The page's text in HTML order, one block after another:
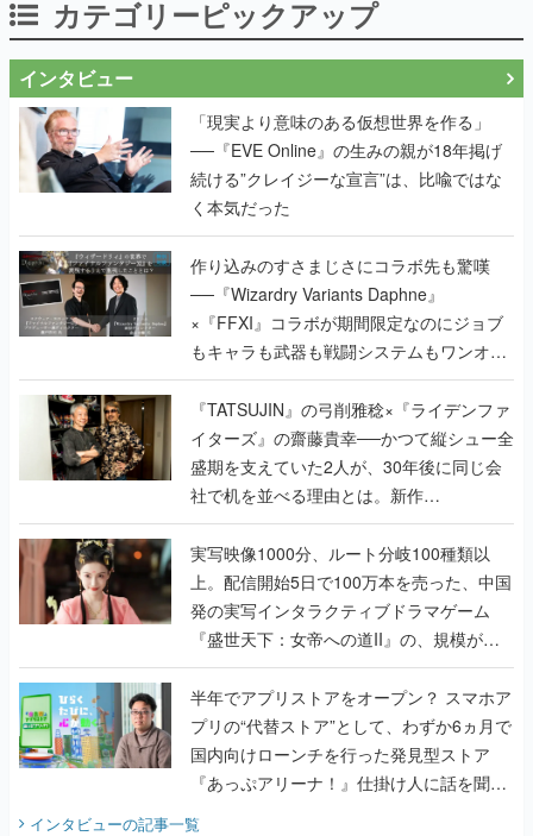
カテゴリーピックアップ
インタビュー
「現実より意味のある仮想世界を作る」
──『EVE Online』の生みの親が18年掲げ
続ける”クレイジーな宣言”は、比喩ではな
く本気だった
作り込みのすさまじさにコラボ先も驚嘆
──『Wizardry Variants Daphne』
×『FFXI』コラボが期間限定なのにジョブ
もキャラも武器も戦闘システムもワンオフ
で作り込まれた理由を両ディレクターに聞
く
『TATSUJIN』の弓削雅稔×『ライデンファ
イターズ』の齋藤貴幸──かつて縦シュー全
盛期を支えていた2人が、30年後に同じ会
社で机を並べる理由とは。新作
『TATSUJIN EXTREME』で初タッグを組
んだレジェンド2人に訊く開発秘話
実写映像1000分、ルート分岐100種類以
上。配信開始5日で100万本を売った、中国
発の実写インタラクティブドラマゲーム
『盛世天下：女帝への道II』の、規模が違
うこだわりをプロデューサーに聞いた
半年でアプリストアをオープン？ スマホア
プリの“代替ストア”として、わずか6ヵ月で
国内向けローンチを行った発見型ストア
『あっぷアリーナ！』仕掛け人に話を聞い
てみた
インタビューの記事一覧